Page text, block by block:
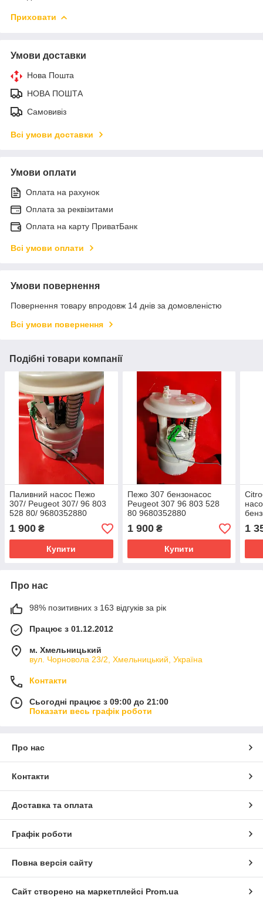
Приховати
Умови доставки
Нова Пошта
НОВА ПОШТА
Самовивіз
Всі умови доставки
Умови оплати
Оплата на рахунок
Оплата за реквізитами
Оплата на карту ПриватБанк
Всі умови оплати
Умови повернення
Повернення товару впродовж 14 днів за домовленістю
Всі умови повернення
Подібні товари компанії
Паливний насос Пежо
307/ Peugeot 307/ 96 803
528 80/ 9680352880
1 900 ₴
Купити
Пежо 307 бензонасос
Peugeot 307 96 803 528
80 9680352880
1 900₴
Купити
1
Про нас
98% позитивних з 163 відгуків за рік
Працює з 01.12.2012
м. Хмельницький
вул. Чорновола 23/2, Хмельницький, Україна
Контакти
Сьогодні працює з 09:00 до 21:00
Показати весь графік роботи
Про нас
Контакти
Доставка та оплата
Графік роботи
Повна версія сайту
Сайт створено на маркетплейсі Prom.ua